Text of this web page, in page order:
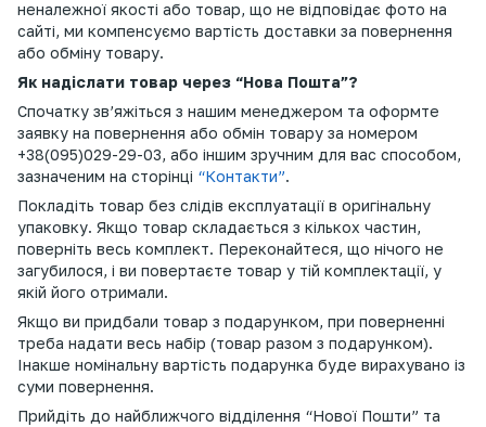
неналежної якості або товар, що не відповідає фото на
сайті, ми компенсуємо вартість доставки за повернення
або обміну товару.
Як надіслати товар через “Нова Пошта”?
Спочатку зв’яжіться з нашим менеджером та оформте
заявку на повернення або обмін товару за номером
+38(095)029-29-03, або іншим зручним для вас способом,
зазначеним на сторінці “Контакти”.
Покладіть товар без слідів експлуатації в оригінальну
упаковку. Якщо товар складається з кількох частин,
поверніть весь комплект. Переконайтеся, що нічого не
загубилося, і ви повертаєте товар у тій комплектації, у
якій його отримали.
Якщо ви придбали товар з подарунком, при поверненні
треба надати весь набір (товар разом з подарунком).
Інакше номінальну вартість подарунка буде вирахувано із
суми повернення.
Прийдіть до найближчого відділення “Нової Пошти” та